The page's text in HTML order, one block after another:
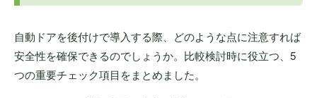
自動ドアを後付けで導入する際、どのような点に注意すれば
安全性を確保できるのでしょうか。比較検討時に役立つ、5
つの重要チェック項目をまとめました。